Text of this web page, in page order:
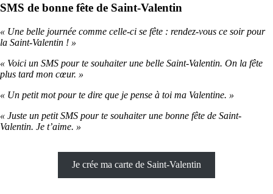
SMS de bonne fête de Saint-Valentin
« Une belle journée comme celle-ci se fête : rendez-vous ce soir pour
la Saint-Valentin ! »
« Voici un SMS pour te souhaiter une belle Saint-Valentin. On la fête
plus tard mon cœur. »
« Un petit mot pour te dire que je pense à toi ma Valentine. »
« Juste un petit SMS pour te souhaiter une bonne fête de Saint-
Valentin. Je t’aime. »
Je crée ma carte de Saint-Valentin